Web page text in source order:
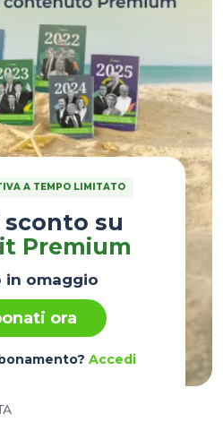
A TEMPO LIMITATO
sconto su
Premium
in omaggio
ora
Accedi